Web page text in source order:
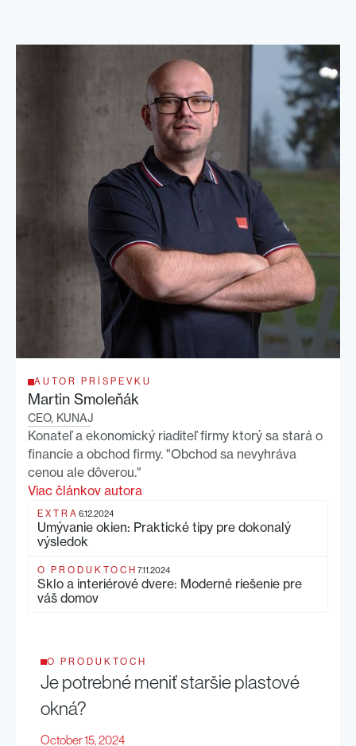
AUTOR PRÍSPEVKU
Martin Smoleňák
CEO, KUNAJ
Konateľ a ekonomický riaditeľ firmy ktorý sa stará o
financie a obchod firmy. "Obchod sa nevyhráva
cenou ale dôverou."
Viac článkov autora
EXTRA 6.12.2024
Umývanie okien: Praktické tipy pre dokonalý
výsledok
O PRODUKTOCH 7.11.2024
Sklo a interiérové dvere: Moderné riešenie pre
váš domov
O PRODUKTOCH
Je potrebné meniť staršie plastové
okná?
October 15, 2024